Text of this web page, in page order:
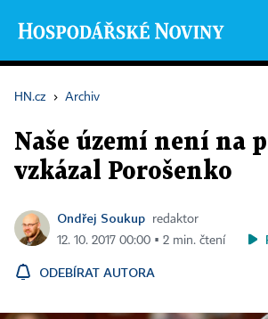
HN.cz › Archiv
Naše území není na
vzkázal Porošenko
Ondřej Soukup
redaktor
12. 10. 2017 00:00 ▪ 2 min. čtení
ODEBÍRAT AUTORA